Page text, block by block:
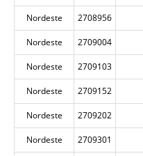
Nordeste 2708956
Nordeste 2709004
Nordeste 2709103
Nordeste 2709152
Nordeste 2709202
Nordeste 2709301